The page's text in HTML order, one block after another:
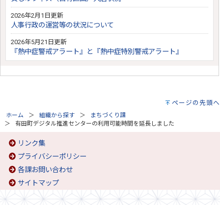
2026年2月1日更新
人事行政の運営等の状況について
2026年5月21日更新
『熱中症警戒アラート』と『熱中症特別警戒アラート』
ページの先頭へ
ホーム 組織から探す
まちづくり課
有田町デジタル推進センターの利用可能時間を延長しました
リンク集
プライバシーポリシー
各課お問い合わせ
サイトマップ